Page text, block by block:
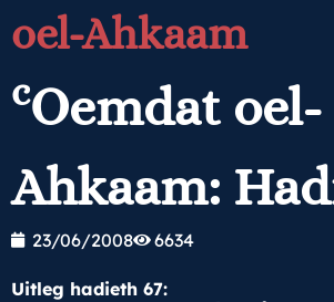
oel-Ahkaam
cOemdat oel-
Ahkaam:
23/06/2008 6634
Uitleg hadieth 67: